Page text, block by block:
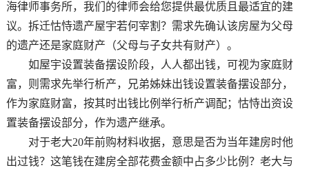
海律师事务所，我们的律师会给您提供最优质且最适宜的建
议。拆迁怙恃遗产屋宇若何宰割？需求先确认该房屋为父母
的遗产还是家庭财产（父母与子女共有财产）。
如屋宇设置装备摆设阶段，人人都出钱，可视为家庭财
富，则需求先举行析产，兄弟姊妹出钱设置装备摆设部分，
作为家庭财富，按其时出钱比例举行析产调配；怙恃出资设
置装备摆设部分，作为遗产继承。
对于老大20年前购材料收据，意思是否为当年建房时他
出过钱？这笔钱在建房全部花费金额中占多少比例？老大与